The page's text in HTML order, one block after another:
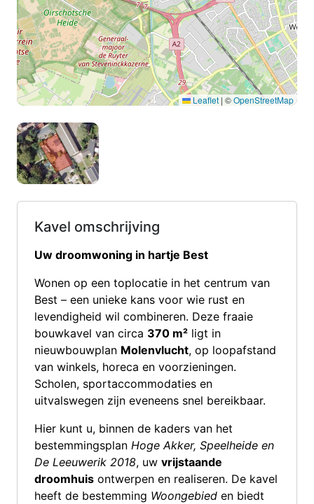
Leaflet | ©OpenStreetMap
Kavel omschrijving
Uw droomwoning in hartje Best
Wonen op een toplocatie in het centrum van
Best – een unieke kans voor wie rust en
levendigheid wil combineren. Deze fraaie
bouwkavel van circa 370 m² ligt in
nieuwbouwplan Molenvlucht, op loopafstand
van winkels, horeca en voorzieningen.
Scholen, sportaccommodaties en
uitvalswegen zijn eveneens snel bereikbaar.
Hier kunt u, binnen de kaders van het
bestemmingsplan Hoge Akker, Speelheide en
De Leeuwerik 2018, uw vrijstaande
droomhuis ontwerpen en realiseren. De kavel
heeft de bestemming Woongebied en biedt